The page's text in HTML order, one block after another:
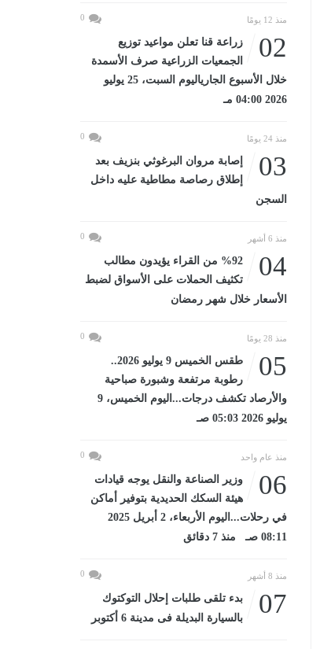
منذ 12 يومًا 0
02
زراعة قنا تعلن مواعيد توزيع
الجمعيات الزراعية صرف الأسمدة
خلال الأسبوع الجارياليوم السبت، 25 يوليو
2026 04:00 مـ
منذ 24 يومًا 0
03
إصابة مروان البرغوثي بنزيف بعد
إطلاق رصاصة مطاطية عليه داخل
السجن
منذ 6 أشهر 0
04
%92 من القراء يؤيدون مطالب
تكثيف الحملات على الأسواق لضبط
الأسعار خلال شهر رمضان
منذ 28 يومًا 0
05
طقس الخميس 9 يوليو 2026..
رطوبة مرتفعة وشبورة صباحية
والأرصاد تكشف درجات...اليوم الخميس، 9
يوليو 2026 05:03 صـ
منذ عام واحد 0
06
وزير الصناعة والنقل يوجه قيادات
هيئة السكك الحديدية بتوفير أماكن
في رحلات...اليوم الأربعاء، 2 أبريل 2025
08:11 صـ منذ 7 دقائق
منذ 8 أشهر 0
07
بدء تلقى طلبات إحلال التوكتوك
بالسيارة البديلة فى مدينة 6 أكتوبر